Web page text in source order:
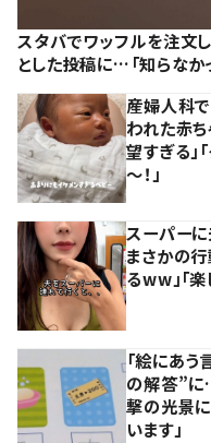
スタバでワッフルを注文
とした投稿に…「知らなか
産婦人科
われた赤
望すぎる」
～！」
スーパー
まさかの行
るww」「
「絵にあ
の解答”に
撃の光景に
います」